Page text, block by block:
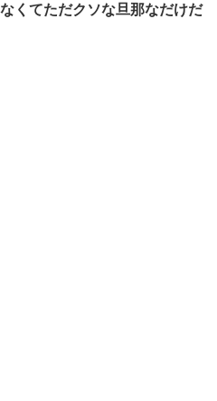
くてただクソな旦那なだけだ